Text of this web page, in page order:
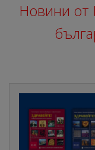
Новини от